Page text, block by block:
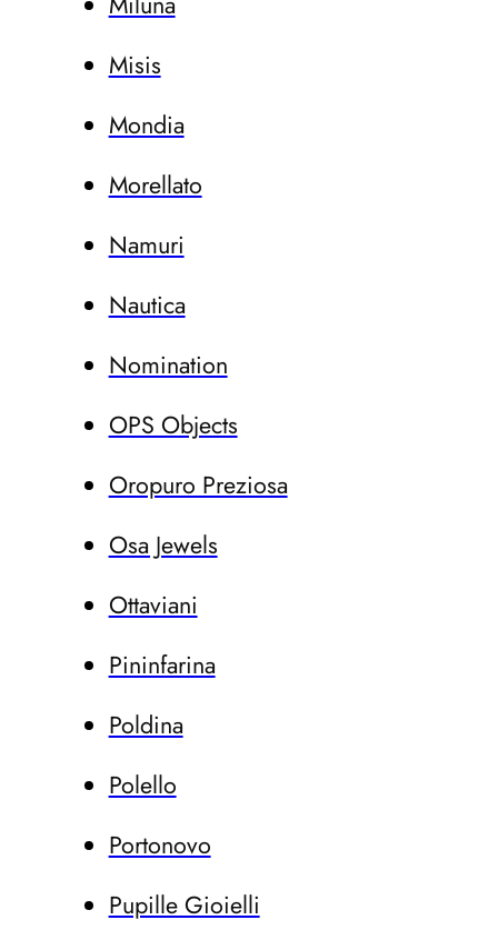
Misis
Mondia
Morellato
Namuri
Nautica
Nomination
OPS Objects
Oropuro Preziosa
Osa Jewels
Ottaviani
Pininfarina
Poldina
Polello
Portonovo
Pupille Gioielli